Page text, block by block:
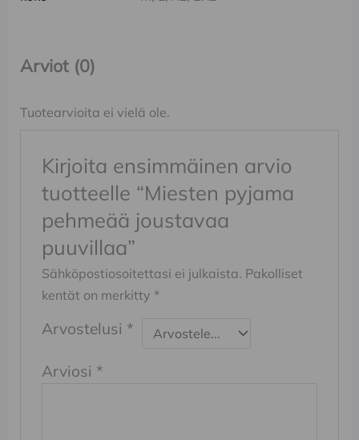
Arviot (0)
Tuotearvioita ei vielä ole.
Kirjoita ensimmäinen arvio
tuotteelle “Miesten pyjama
pehmeää joustavaa
puuvillaa”
Sähköpostiosoitettasi ei julkaista. Pakolliset
kentät on merkitty *
Arvostelusi *
Arviosi *